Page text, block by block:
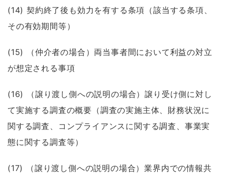
(14) 契約終了後も効力を有する条項（該当する条項、
その有効期間等）
(15) （仲介者の場合）両当事者間において利益の対立
が想定される事項
(16) （譲り渡し側への説明の場合）譲り受け側に対し
て実施する調査の概要（調査の実施主体、財務状況に
関する調査、コンプライアンスに関する調査、事業実
態に関する調査等）
(17) （譲り渡し側への説明の場合）業界内での情報共